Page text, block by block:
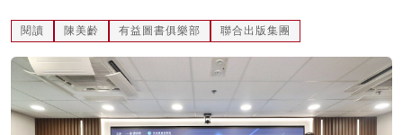
閱讀 陳美齡 有益圖書俱樂部 聯合出版集團